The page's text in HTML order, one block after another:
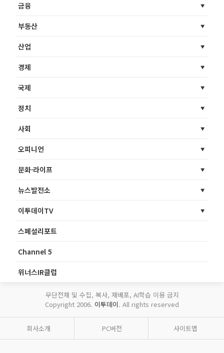
금융
부동산
산업
경제
국제
정치
사회
오피니언
문화·라이프
뉴스발전소
이투데이TV
스페셜리포트
Channel 5
위너스IR클럽
무단전재 및 수집, 복사, 재배포, AI학습 이용 금지
Copyright 2006. 이투데이. All rights reserved
회사소개 PC버전 사이트맵